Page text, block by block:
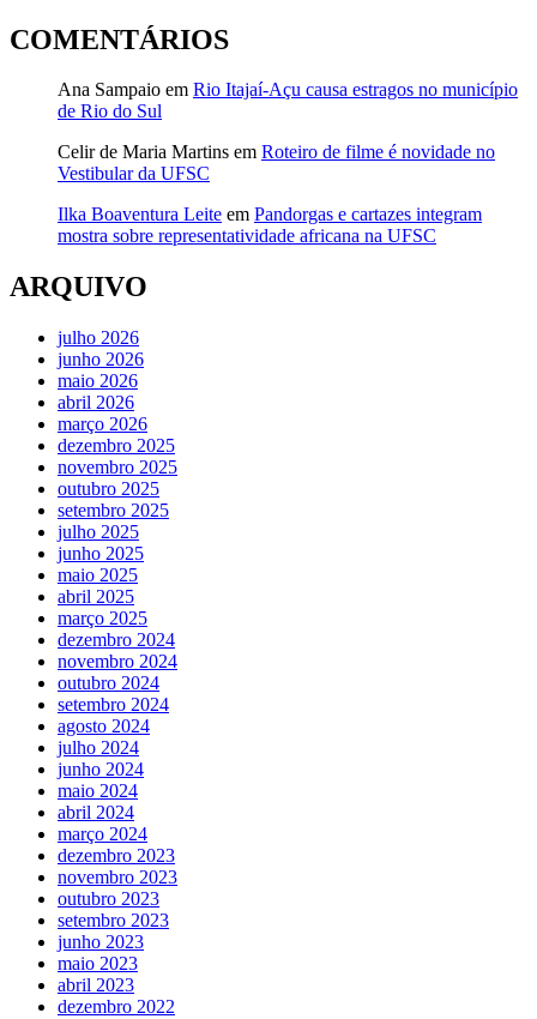
COMENTÁRIOS
Ana Sampaio em Rio Itajaí-Açu causa estragos no município
de Rio do Sul
Celir de Maria Martins em Roteiro de filme é novidade no
Vestibular da UFSC
Ilka Boaventura Leite em Pandorgas e cartazes integram
mostra sobre representatividade africana na UFSC
ARQUIVO
julho 2026
junho 2026
maio 2026
abril 2026
março 2026
dezembro 2025
novembro 2025
outubro 2025
setembro 2025
julho 2025
junho 2025
maio 2025
abril 2025
março 2025
dezembro 2024
novembro 2024
outubro 2024
setembro 2024
agosto 2024
julho 2024
junho 2024
maio 2024
abril 2024
março 2024
dezembro 2023
novembro 2023
outubro 2023
setembro 2023
junho 2023
maio 2023
abril 2023
dezembro 2022